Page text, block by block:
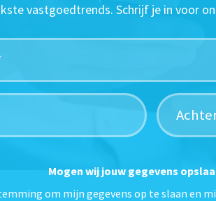
vastgoedtrends. Schrijf je in voor
Mogen wij jouw gegevens
om mijn gegevens op te slaan en